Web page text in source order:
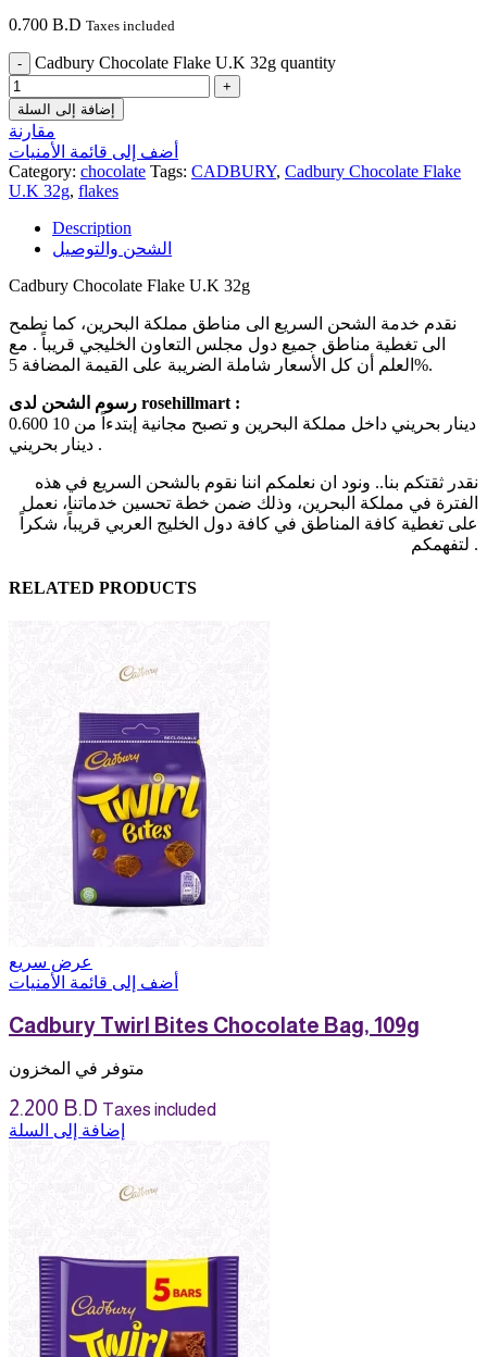
0.700 B.D Taxes included
Cadbury Chocolate Flake U.K 32g quantity
إضافة إلى السلة
مقارنة
أضف إلى قائمة الأمنيات
Category: chocolate Tags: CADBURY, Cadbury Chocolate Flake
U.K 32g, flakes
Description
الشحن والتوصيل
Cadbury Chocolate Flake U.K 32g
نقدم خدمة الشحن السريع الى مناطق مملكة البحرين، كما نطمح
الى تغطية مناطق جميع دول مجلس التعاون الخليجي قريباً . مع
العلم أن كل الأسعار شاملة الضريبة على القيمة المضافة 5%.
رسوم الشحن لدى rosehillmart :
0.600 دينار بحريني داخل مملكة البحرين و تصبح مجانية إبتدءاً من 10
دينار بحريني .
نقدر ثقتكم بنا.. ونود ان نعلمكم اننا نقوم بالشحن السريع في هذه
الفترة في مملكة البحرين، وذلك ضمن خطة تحسين خدماتنا، نعمل
على تغطية كافة المناطق في كافة دول الخليج العربي قريباً، شكراً
لتفهمكم .
RELATED PRODUCTS
عرض سريع
أضف إلى قائمة الأمنيات
Cadbury Twirl Bites Chocolate Bag, 109g
متوفر في المخزون
2.200 B.D Taxes included
إضافة إلى السلة